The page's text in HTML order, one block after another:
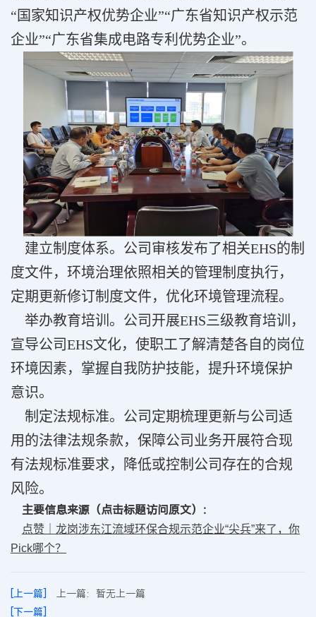
“国家知识产权优势企业”“广东省知识产权示范
企业”“广东省集成电路专利优势企业”。
建立制度体系。公司审核发布了相关EHS的制
度文件，环境治理依照相关的管理制度执行，
定期更新修订制度文件，优化环境管理流程。
举办教育培训。公司开展EHS三级教育培训，
宣导公司EHS文化，使职工了解清楚各自的岗位
环境因素，掌握自我防护技能，提升环境保护
意识。
制定法规标准。公司定期梳理更新与公司适
用的法律法规条款，保障公司业务开展符合现
有法规标准要求，降低或控制公司存在的合规
风险。
主要信息来源（点击标题访问原文）：
点赞｜龙岗涉东江流域环保合规示范企业“尖兵”来了，你
Pick哪个？
[上一篇]
上一篇：暂无上一篇
[下一篇]